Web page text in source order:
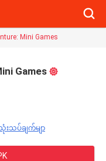
Mini Games
Games
းသပ်ချက်မျာ